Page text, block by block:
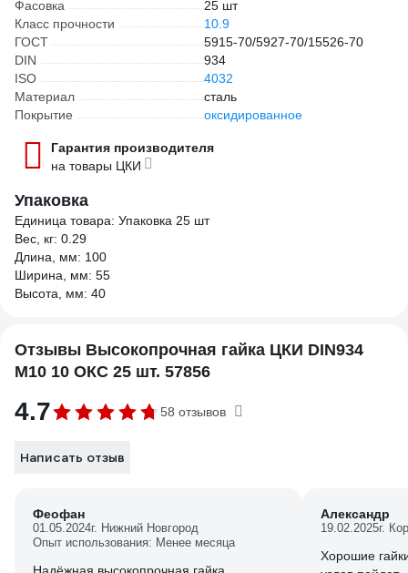
Фасовка
25 шт
Класс прочности
10.9
ГОСТ
5915-70/5927-70/15526-70
DIN
934
ISO
4032
Материал
сталь
Покрытие
оксидированное
Гарантия производителя
на товары ЦКИ
Упаковка
Единица товара: Упаковка 25 шт
Вес, кг: 0.29
Длина, мм: 100
Ширина, мм: 55
Высота, мм: 40
Отзывы Высокопрочная гайка ЦКИ DIN934
М10 10 ОКС 25 шт. 57856
4.7 58 отзывов
Написать отзыв
Феофан
01.05.2024г. Нижний Новгород
Опыт использования: Менее месяца
Александр
19.02.2025г.
Хорошие